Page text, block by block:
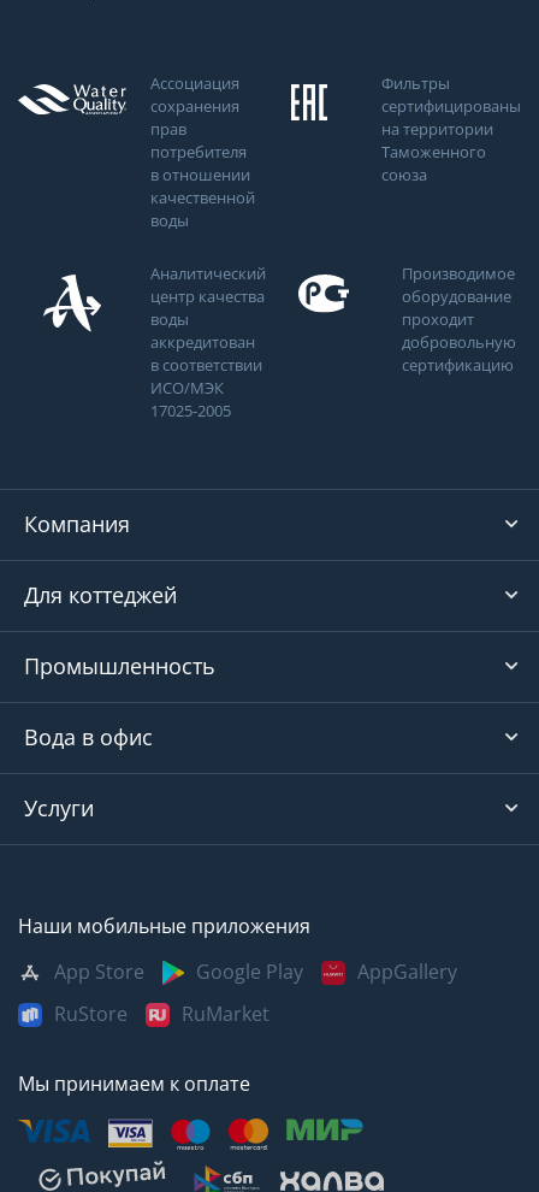
Ассоциация
сохранения
прав
потребителя
в отношении
качественной
воды
Фильтры
сертифицированы
на территории
Таможенного
союза
Аналитический
центр качества
воды
аккредитован
в соответствии
ИСО/МЭК
17025-2005
Производимое
оборудование
проходит
добровольную
сертификацию
Компания
Для коттеджей
Промышленность
Вода в офис
Услуги
Наши мобильные приложения
App Store
Google Play
AppGallery
RuStore
RuMarket
Мы принимаем к оплате